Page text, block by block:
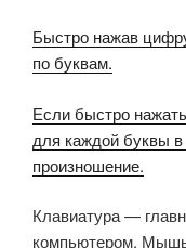
Быстро нажав
по буквам.
Если быстро
для каждой буквы
произношение.
Клавиатура —
компьютером. Мышь